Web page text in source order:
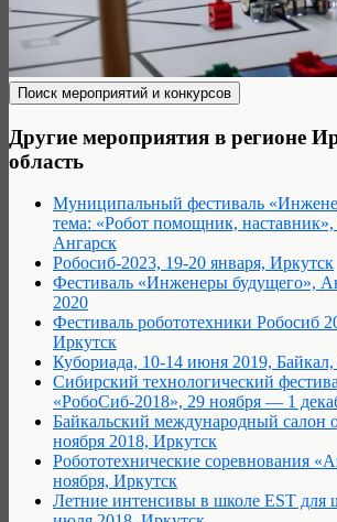
Другие мероприятия в регионе
область
Муниципальный фестиваль
тема: «Робот помощник, наставник»,
Ангарск
Робосиб-2023, 19-20 января, Иркутск
Фестиваль «Инженеры будущего»,
2020
Фестиваль робототехники Робосиб
Иркутск
Кубориада, 10-14 июня 2019,
Сибирский технологический
«РобоСиб-2018», 29 ноября — 1
Байкальский международный салон
ноября 2018, Иркутск
Робототехнические соревнования
ноября, Иркутск
Летние интенсивы в школе EST для